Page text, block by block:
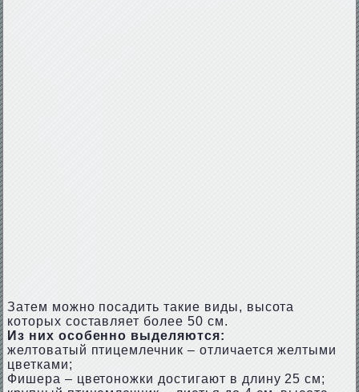
Затем можно посадить такие виды, высота
которых составляет более 50 см.
Из них особенно выделяются:
желтоватый птицемлечник – отличается желтыми
цветками;
Фишера – цветоножки достигают в длину 25 см;